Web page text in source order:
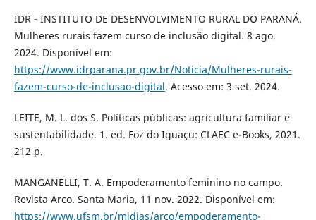
IDR - INSTITUTO DE DESENVOLVIMENTO RURAL DO PARANÁ.
Mulheres rurais fazem curso de inclusão digital. 8 ago.
2024. Disponível em:
https://www.idrparana.pr.gov.br/Noticia/Mulheres-rurais-
fazem-curso-de-inclusao-digital. Acesso em: 3 set. 2024.
LEITE, M. L. dos S. Políticas públicas: agricultura familiar e
sustentabilidade. 1. ed. Foz do Iguaçu: CLAEC e-Books, 2021.
212 p.
MANGANELLI, T. A. Empoderamento feminino no campo.
Revista Arco. Santa Maria, 11 nov. 2022. Disponível em:
https://www.ufsm.br/midias/arco/empoderamento-